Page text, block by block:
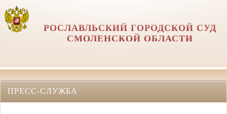
РОСЛАВЛЬСКИЙ ГОРОДСКОЙ СУД
СМОЛЕНСКОЙ ОБЛАСТИ
ПРЕСС-СЛУЖБА